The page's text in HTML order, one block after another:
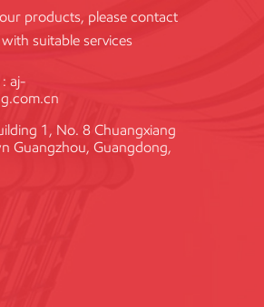
products, please contact
suitable services
aj-
1, No. 8 Chuangxiang
Guangzhou, Guangdong,